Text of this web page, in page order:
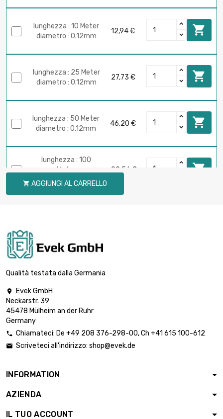
lunghezza : 10 Meter
diametro : 0.12mm
12,94 € 
lunghezza : 25 Meter
diametro : 0.12mm
27,73 € 
lunghezza : 50 Meter
diametro : 0.12mm
46,20 € 
lunghezza : 100
Meter
diametro : 0.12mm
90,56 € 
lunghezza : 500
diametro : 0.12mm
lunghezza : 1 Meter
diametro : 0.5mm
lunghezza : 2 Meter
lunghezza : 5 Meter
 AGGIUNGI AL CARRELLO
Qualità testata dalla Germania

Evek GmbH
Neckarstr. 39
45478 Mülheim an der Ruhr
Germany
 Chiamateci: De +49 208 376-298-00, Ch +41 615 100-612
 Scriveteci all'indirizzo: shop@evek.de
INFORMATION
AZIENDA
IL TUO ACCOUNT